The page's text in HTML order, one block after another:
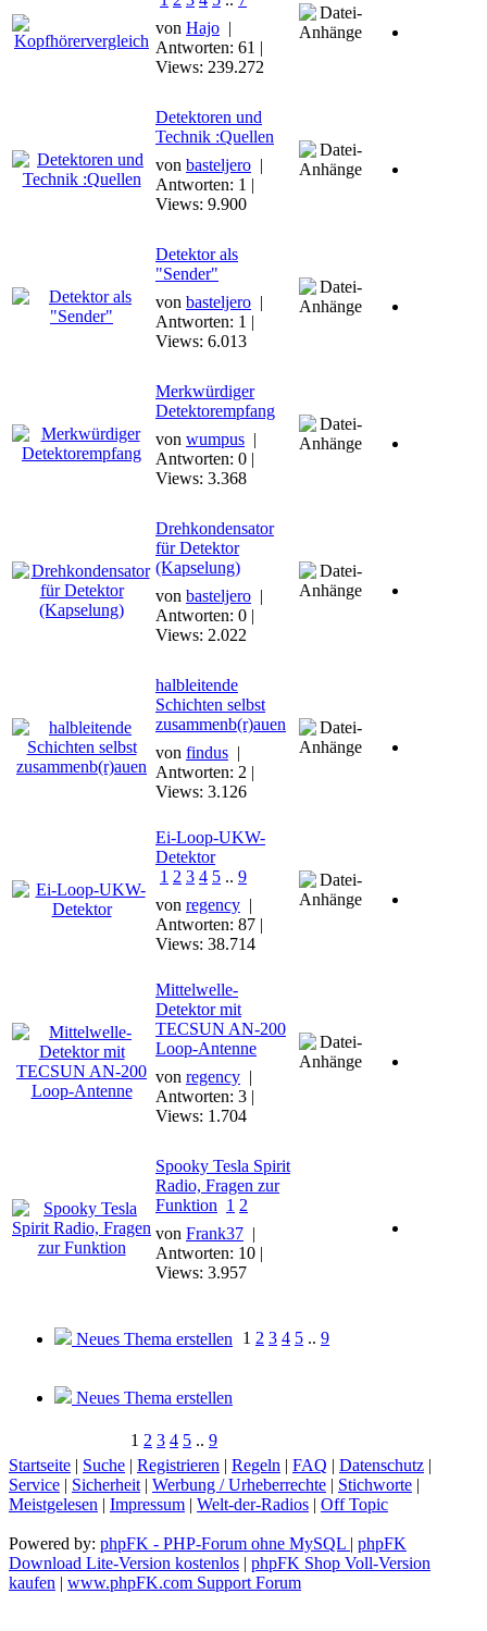
von Hajo |
Antworten: 61 |
Views: 239.272
Detektoren und
Technik :Quellen
von basteljero |
Antworten: 1 |
Views: 9.900
Detektor als
"Sender"
von basteljero |
Antworten: 1 |
Views: 6.013
Merkwürdiger
Detektorempfang
von wumpus |
Antworten: 0 |
Views: 3.368
Drehkondensator
für Detektor
(Kapselung)
von basteljero |
Antworten: 0 |
Views: 2.022
halbleitende
Schichten selbst
zusammenb(r)auen
von findus |
Antworten: 2 |
Views: 3.126
Ei-Loop-UKW-
Detektor
1 2 3 4 5 .. 9
von regency |
Antworten: 87 |
Views: 38.714
Mittelwelle-
Detektor mit
TECSUN AN-200
Loop-Antenne
von regency |
Antworten: 3 |
Views: 1.704
Spooky Tesla Spirit
Radio, Fragen zur
Funktion 1 2
von Frank37 |
Antworten: 10 |
Views: 3.957
Neues Thema erstellen 1 2 3 4 5 .. 9
Neues Thema erstellen
1 2 3 4 5 .. 9
Startseite | Suche | Registrieren | Regeln | FAQ | Datenschutz |
Service | Sicherheit | Werbung / Urheberrechte | Stichworte |
Meistgelesen | Impressum | Welt-der-Radios | Off Topic
Powered by: phpFK - PHP-Forum ohne MySQL | phpFK
Download Lite-Version kostenlos | phpFK Shop Voll-Version
kaufen | www.phpFK.com Support Forum